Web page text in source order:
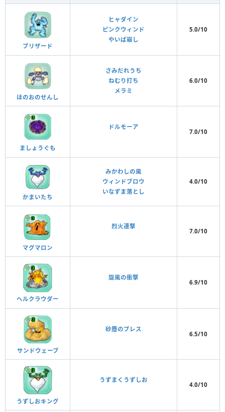
ブリザード
ヒャダイン
ピンクウィンド
やいば崩し
5.0/10
ほのおのせんし
さみだれうち
ねむり打ち
メラミ
6.0/10
ましょうぐも
ドルモーア
7.0/10
かまいたち
みかわしの風
ウィンドブロウ
いなずま落とし
4.0/10
マグマロン
烈火連撃
7.0/10
ヘルクラウダー
旋風の衝撃
6.9/10
サンドウェーブ
砂塵のブレス
6.5/10
うずしおキング
うずまくうずしお
4.0/10